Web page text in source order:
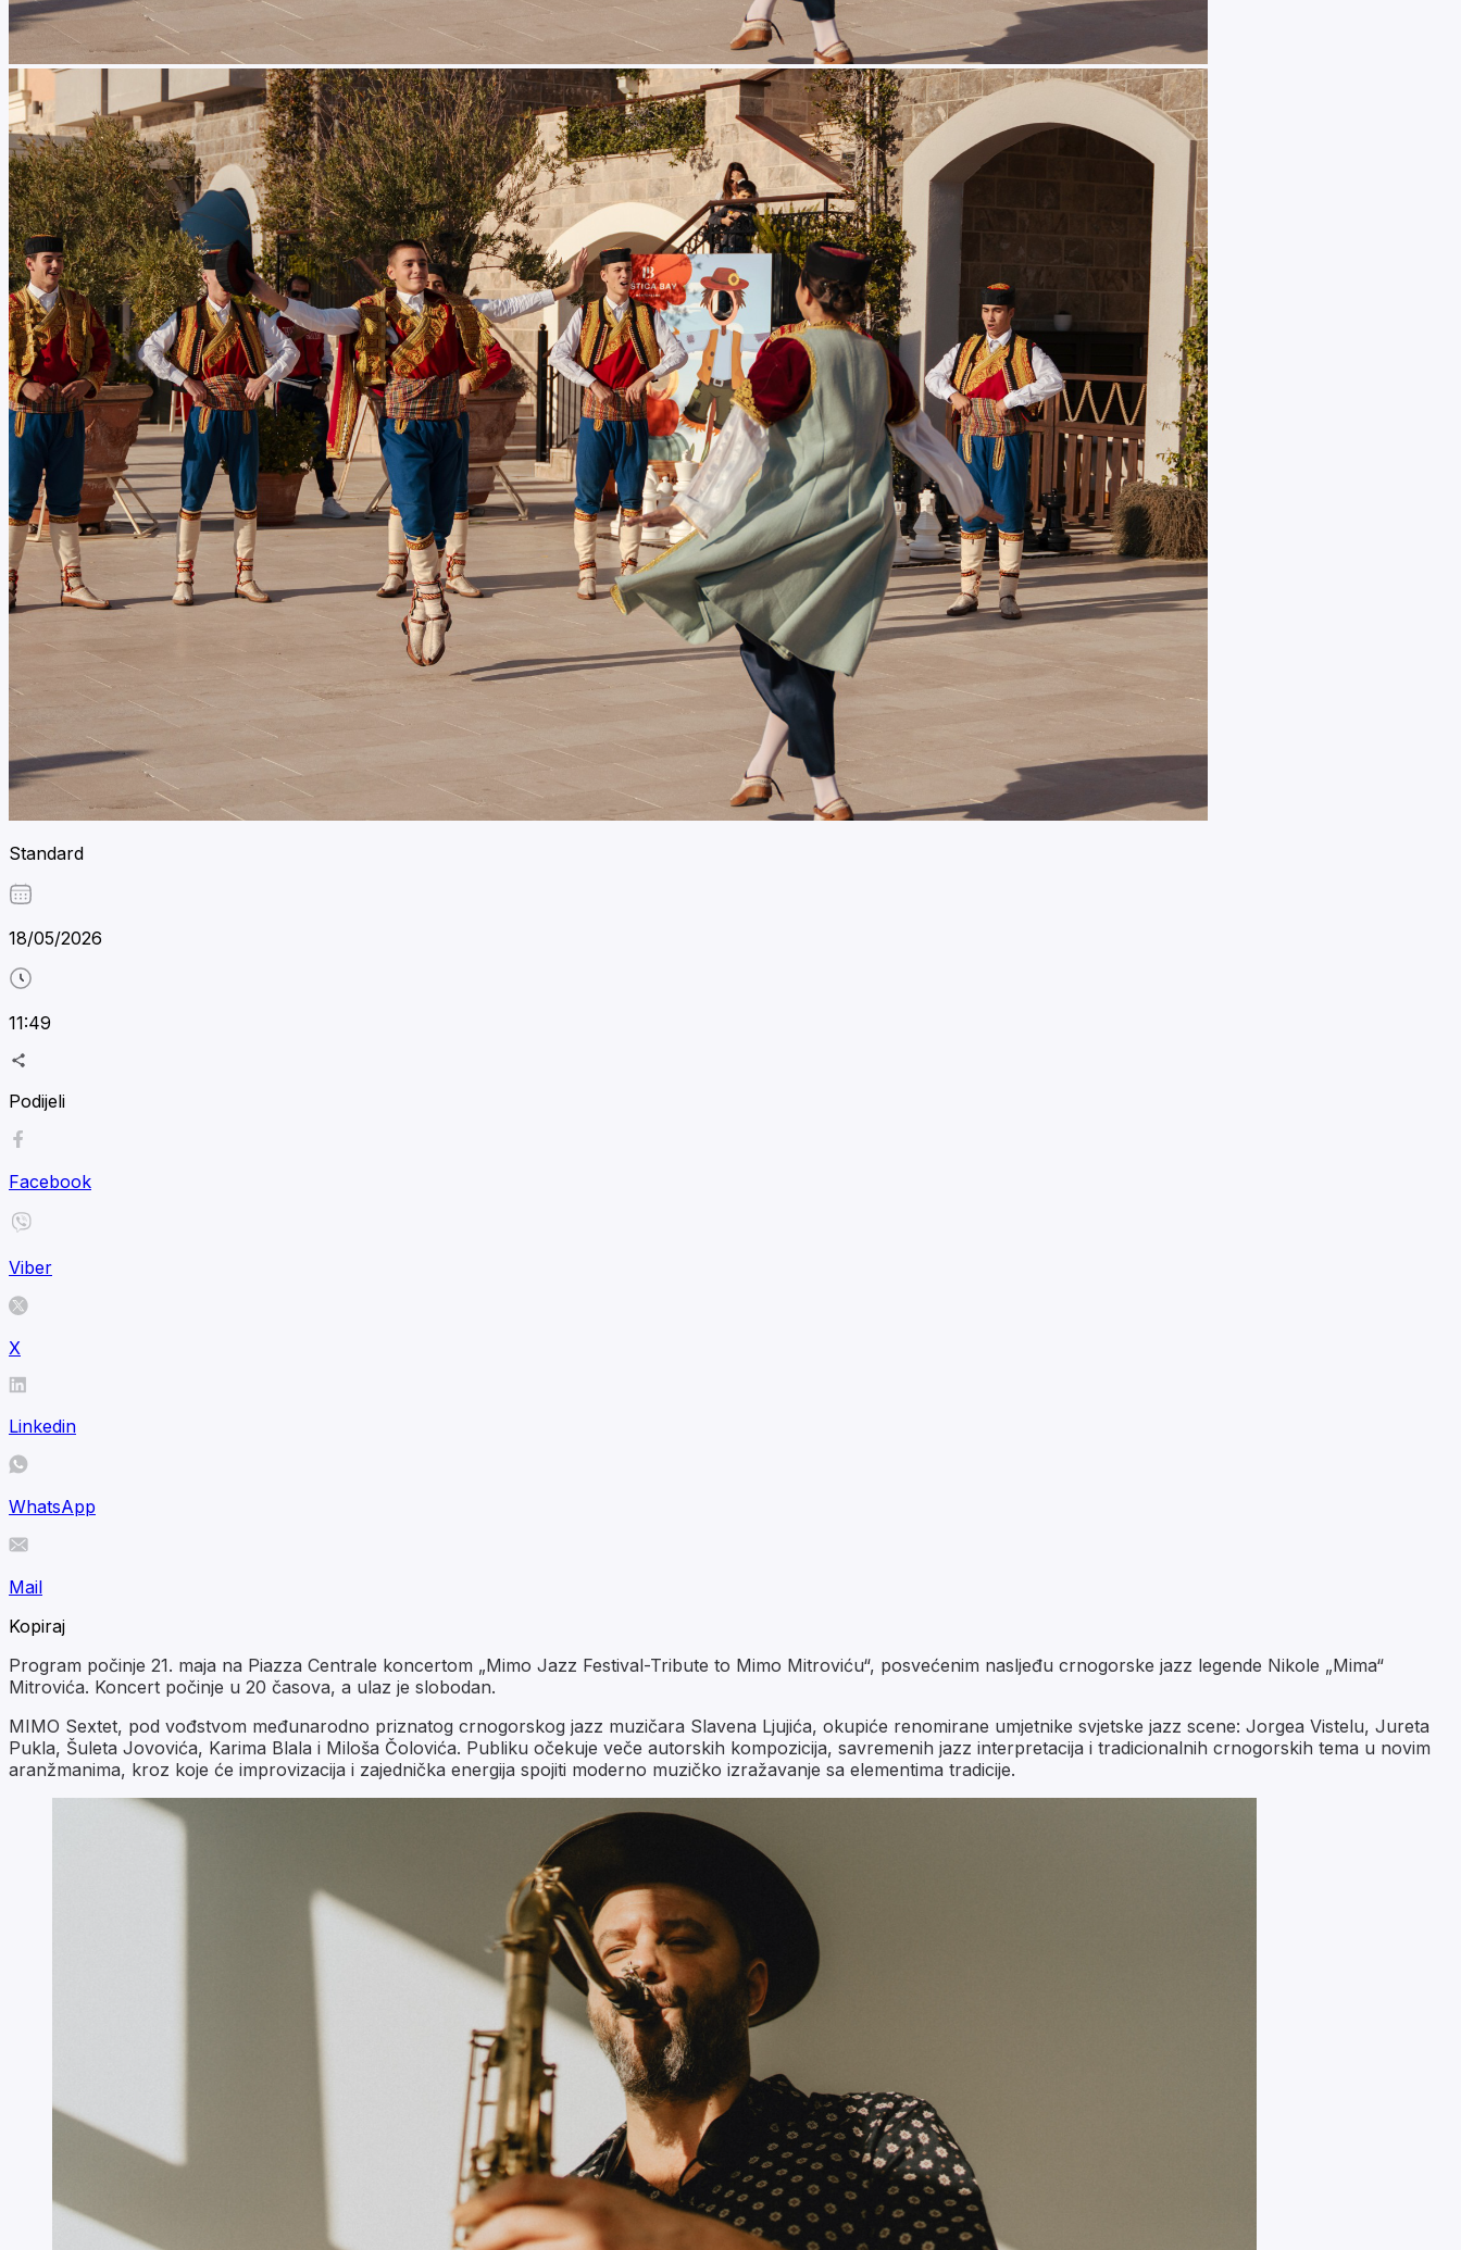
Standard
18/05/2026
11:49
Podijeli
Facebook
Viber
X
Linkedin
WhatsApp
Mail
Kopiraj
Program počinje 21. maja na Piazza Centrale koncertom „Mimo Jazz Festival-Tribute to Mimo Mitroviću“, posvećenim nasljeđu crnogorske jazz legende Nikole „Mima“
Mitrovića. Koncert počinje u 20 časova, a ulaz je slobodan.
MIMO Sextet, pod vođstvom međunarodno priznatog crnogorskog jazz muzičara Slavena Ljujića, okupiće renomirane umjetnike svjetske jazz scene: Jorgea Vistelu, Jureta
Pukla, Šuleta Jovovića, Karima Blala i Miloša Čolovića. Publiku očekuje veče autorskih kompozicija, savremenih jazz interpretacija i tradicionalnih crnogorskih tema u novim
aranžmanima, kroz koje će improvizacija i zajednička energija spojiti moderno muzičko izražavanje sa elementima tradicije.